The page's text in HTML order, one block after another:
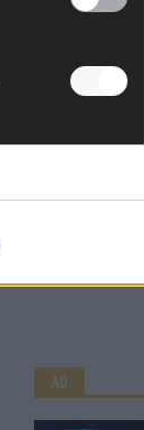
AD